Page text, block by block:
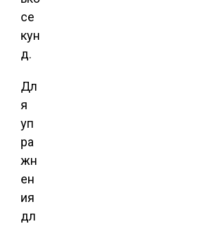
се
кун
д.
Дл
я
уп
ра
жн
ен
ия
дл